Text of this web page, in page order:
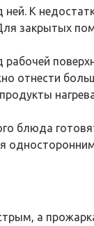
К
закрытых
отнести
блюда
а